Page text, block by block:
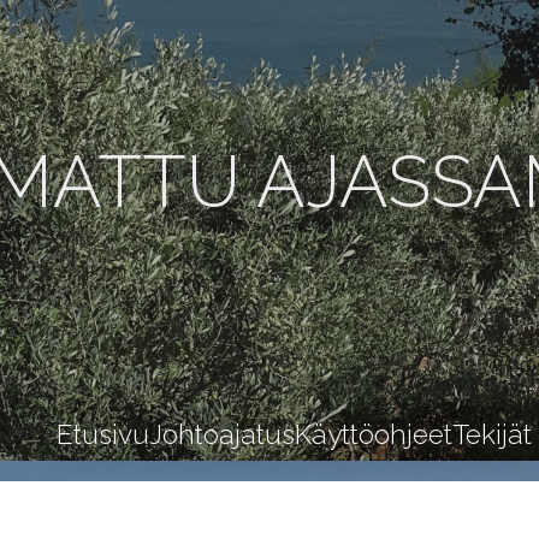
EtusivuJohtoajatusKäyttöohjeetTekijät